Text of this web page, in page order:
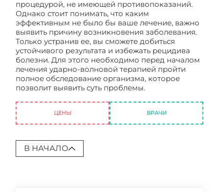
процедурой, не имеющей противопоказаний.
Однако стоит понимать, что каким
эффективным не было бы ваше лечение, важно
выявить причину возникновения заболевания.
Только устранив ее, вы сможете добиться
устойчивого результата и избежать рецидива
болезни. Для этого необходимо перед началом
лечения ударно-волновой терапией пройти
полное обследование организма, которое
позволит выявить суть проблемы.
ЦЕНЫ ВРАЧИ
В НАЧАЛО